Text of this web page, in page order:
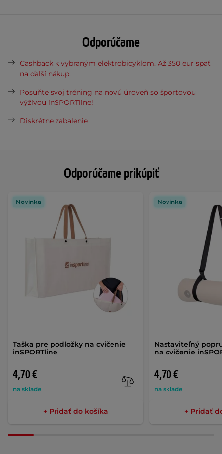
Odporúčame prikúpiť
Taška pre podložky na cvičenie
inSPORTline
4,70 €
na sklade
Novinka
+ Pridať do košíka
Nastaviteľný
na cvičenie
4,70 €
na sklade
Novinka
+ Pridať
Odporúčame
Cashback k vybraným elektrobicyklom. Až 350 eur späť
na ďalší nákup.
Posuňte svoj tréning na novú úroveň so športovou
výživou inSPORTline!
Diskrétne zabalenie